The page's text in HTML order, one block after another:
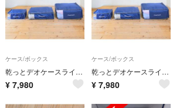
ケース/ボックス
乾っとデオケースライト（深） 2個セット ベージュ色
¥ 7,980
ケース/ボックス
乾っとデオケースライト（深） 2個セット ネイビー色
¥ 7,980